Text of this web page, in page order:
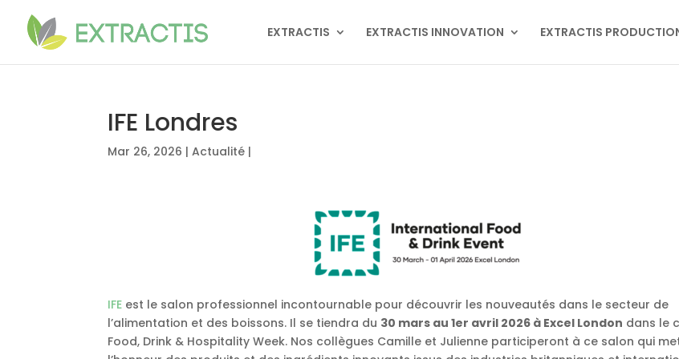
EXTRACTIS EXTRACTIS INNOVATION EXTRACTIS
IFE Londres
Mar 26, 2026 |Actualité |
IFE est le salon professionnel incontournable pour découvrir les nouveautés dans le secteur de
l’alimentation et des boissons. Il se tiendra du 30 mars au 1er avril 2026 à Excel London dans le
Food, Drink & Hospitality Week. Nos collègues Camille et Julienne participeront à ce salon qui